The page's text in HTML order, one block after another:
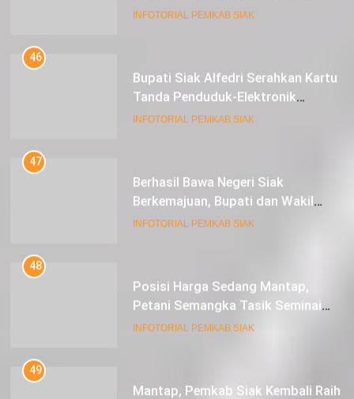
Alfedri Investasi ini Tingkatkan
INFOTORIAL PEMKAB SIAK
46
Bupati Siak Alfedri Serahkan Kartu
Tanda Penduduk-Elektronik
Kepada Pelajar SMK 1 Koto Gasib
INFOTORIAL PEMKAB SIAK
47
Berhasil Bawa Negeri Siak
Berkemajuan, Bupati dan Wakil
Bupati Siak Terima Gelar Adat
INFOTORIAL PEMKAB SIAK
48
Posisi Harga Sedang Mantap,
Petani Semangka Tasik Seminai
Raup Untung
INFOTORIAL PEMKAB SIAK
49
Mantap, Pemkab Siak Kembali Raih